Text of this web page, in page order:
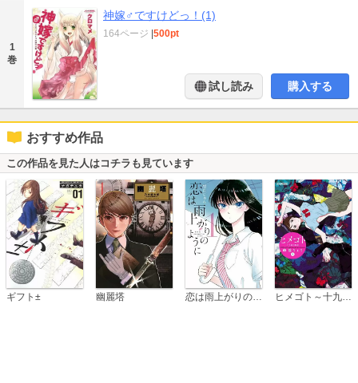
1
巻
神嫁♂ですけどっ！(1)
164ページ 500pt
試し読み 購入する
おすすめ作品
この作品を見た人はコチラも見ています
ギフト± 幽麗塔 恋は雨上がりのように ヒメゴト～十九歳の制服～